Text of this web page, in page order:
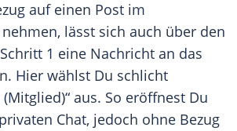
auf einen Post im
lässt sich auch über den
1 eine Nachricht an das
Hier wählst Du schlicht
aus. So eröffnest Du
Chat, jedoch ohne Bezug